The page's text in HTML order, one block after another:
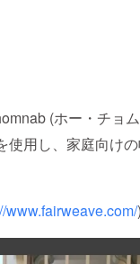
(ホー・チョム
使用し、家庭向け
www.fairweave.com/)